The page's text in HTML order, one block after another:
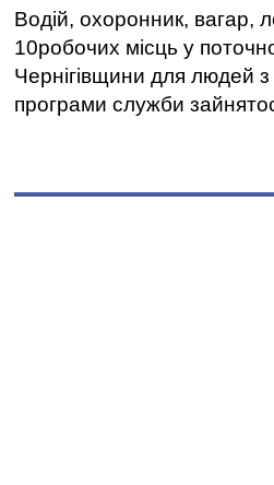
Водій, охоронник, вагар,
10робочих місць у
Чернігівщини для людей з
програми служби